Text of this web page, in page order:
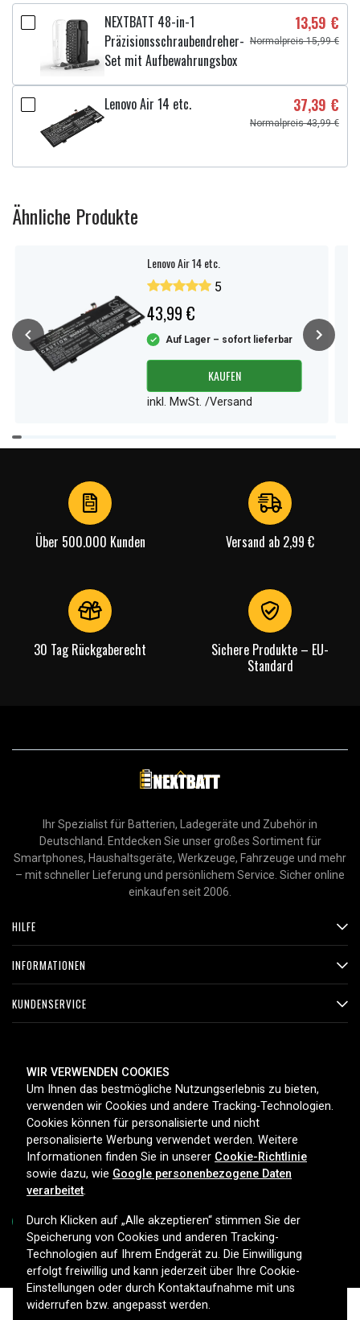
NEXTBATT 48-in-1
Präzisionsschraubendreher-
Set mit Aufbewahrungsbox
13,59 €
Normalpreis 15,99 €
Lenovo Air 14 etc. 37,39 €
Normalpreis 43,99 €
Ähnliche Produkte
Lenovo Air 14 etc.
5
43,99 €
Auf Lager – sofort lieferbar
KAUFEN
inkl. MwSt. /Versand
Item
1
Über 500.000 Kunden Versand ab 2,99 €
30 Tag Rückgaberecht
Sichere Produkte – EU-
Standard
Ihr Spezialist für Batterien, Ladegeräte und Zubehör in
Deutschland. Entdecken Sie unser großes Sortiment für
Smartphones, Haushaltsgeräte, Werkzeuge, Fahrzeuge und mehr
– mit schneller Lieferung und persönlichem Service. Sicher online
einkaufen seit 2006.
HILFE
INFORMATIONEN
KUNDENSERVICE
ZAHLUNGSMETHODEN
LIEFEROPTIONEN
Copyright © 2026, Spares Nordic AB
WIR VERWENDEN COOKIES
Um Ihnen das bestmögliche Nutzungserlebnis zu bieten,
verwenden wir Cookies und andere Tracking-Technologien.
Cookies können für personalisierte und nicht
personalisierte Werbung verwendet werden. Weitere
Informationen finden Sie in unserer Cookie-Richtlinie
sowie dazu, wie Google personenbezogene Daten
verarbeitet.
Durch Klicken auf „Alle akzeptieren“ stimmen Sie der
Speicherung von Cookies und anderen Tracking-
Technologien auf Ihrem Endgerät zu. Die Einwilligung
erfolgt freiwillig und kann jederzeit über Ihre Cookie-
Einstellungen oder durch Kontaktaufnahme mit uns
widerrufen bzw. angepasst werden.